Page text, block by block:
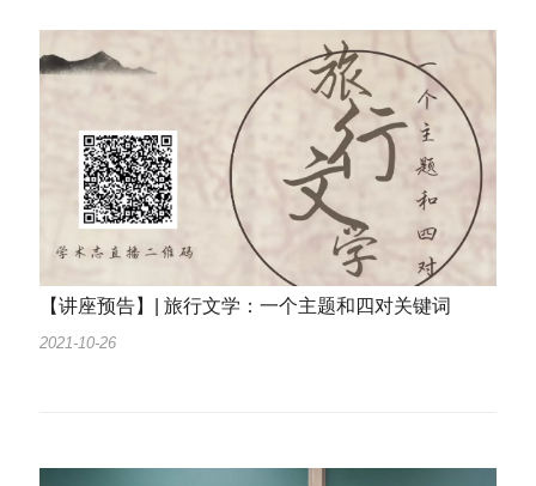
【讲座预告】| 旅行文学：一个主题和四对关键词
2021-10-26